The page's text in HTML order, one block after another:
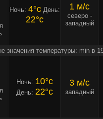
Ночь: 4°cДень:
22°c
1 м/c
северо -
западный
значения температуры: min в
Ночь: 10°c
День: 22°c
3 м/c
западный